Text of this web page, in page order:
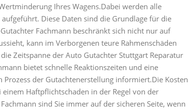
Ihres Wagens.Dabei werden alle
Diese Daten sind die Grundlage für die
Fachmann beschränkt sich nicht nur auf
kann im Verborgenen teure Rahmenschäden
Zeitspanne der Auto Gutachter Stuttgart Reparatur
bietet schnelle Reaktionszeiten und eine
der Gutachtenerstellung informiert.Die Kosten
Haftpflichtschaden in der Regel von der
sind Sie immer auf der sicheren Seite, wenn